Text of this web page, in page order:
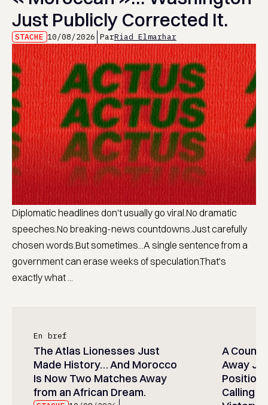
Just Publicly Corrected It.
STACHE 10/08/2026 ParRiad Elmarhar
Diplomatic headlines don't usually go viral.No dramatic
speeches.No breaking-news countdowns.Just carefully
chosen words.But sometimes...A single sentence from a
government can erase weeks of speculation.That's
exactly what ...
En bref
The Atlas Lionesses Just
Made History… And Morocco
Is Now Two Matches Away
from an African Dream.
A
Away
Calling It